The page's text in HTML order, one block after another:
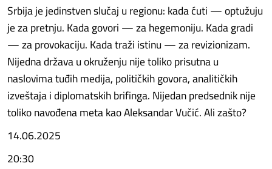
Srbija je jedinstven slučaj u regionu: kada ćuti — optužuju
je za pretnju. Kada govori — za hegemoniju. Kada gradi
— za provokaciju. Kada traži istinu — za revizionizam.
Nijedna država u okruženju nije toliko prisutna u
naslovima tuđih medija, političkih govora, analitičkih
izveštaja i diplomatskih brifinga. Nijedan predsednik nije
toliko navođena meta kao Aleksandar Vučić. Ali zašto?
14.06.2025
20:30